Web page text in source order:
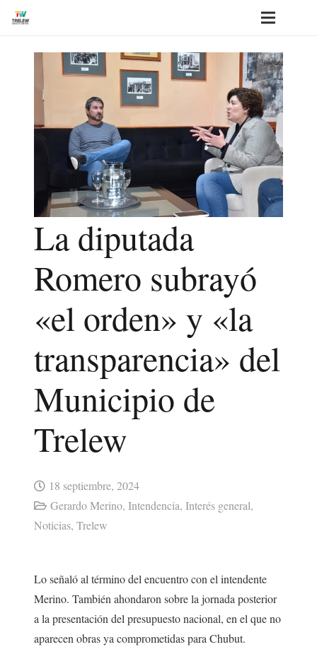
La diputada
Romero subrayó
«el orden» y «la
transparencia» del
Municipio de
Trelew
18 septiembre, 2024
Gerardo Merino, Intendencia, Interés general,
Noticias, Trelew
Lo señaló al término del encuentro con el intendente
Merino. También ahondaron sobre la jornada posterior
a la presentación del presupuesto nacional, en el que no
aparecen obras ya comprometidas para Chubut.